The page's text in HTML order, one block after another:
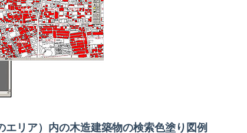
リア）内の木造建築物の検索色塗り図例